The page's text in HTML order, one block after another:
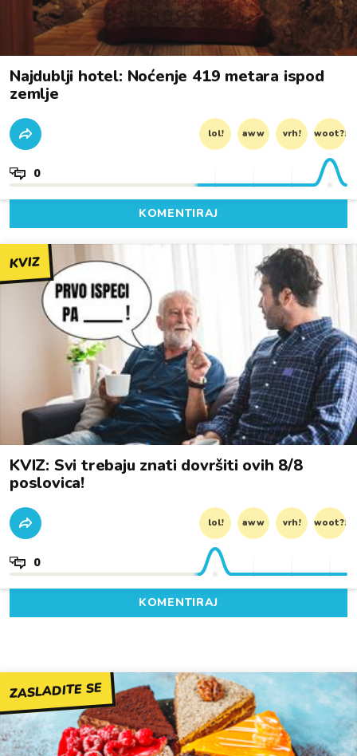
Najdublji hotel: Noćenje 419 metara ispod
zemlje
lol! aww vrh! woot?!
0
KOMENTIRAJ
KVIZ
KVIZ: Svi trebaju znati dovršiti ovih 8/8
poslovica!
lol! aww vrh! woot?!
0
KOMENTIRAJ
ZASLADITE SE